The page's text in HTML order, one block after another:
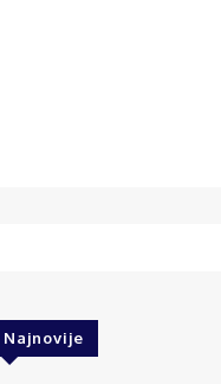
Najnovije